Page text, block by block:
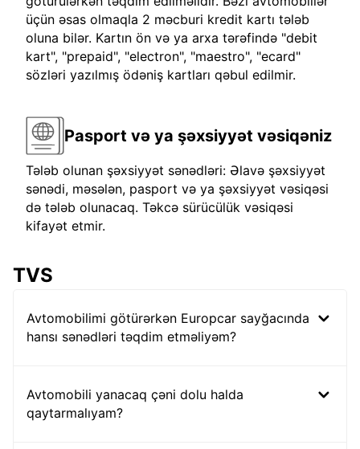
üçün əsas olmaqla 2 məcburi kredit kartı tələb
oluna bilər. Kartın ön və ya arxa tərəfində "debit
kart", "prepaid", "electron", "maestro", "ecard"
sözləri yazılmış ödəniş kartları qəbul edilmir.
Pasport və ya şəxsiyyət vəsiqəniz
Tələb olunan şəxsiyyət sənədləri: Əlavə şəxsiyyət
sənədi, məsələn, pasport və ya şəxsiyyət vəsiqəsi
də tələb olunacaq. Təkcə sürücülük vəsiqəsi
kifayət etmir.
TVS
Avtomobilimi götürərkən Europcar sayğacında
hansı sənədləri təqdim etməliyəm?
Avtomobili yanacaq çəni dolu halda
qaytarmalıyam?